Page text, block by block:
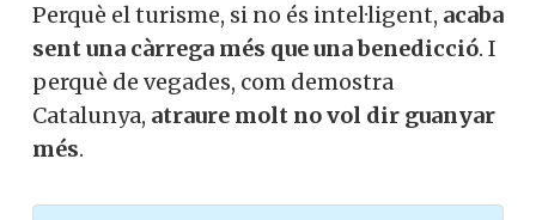
Perquè el turisme, si no és intel·ligent, acaba
sent una càrrega més que una benedicció. I
perquè de vegades, com demostra
Catalunya, atraure molt no vol dir guanyar
més.